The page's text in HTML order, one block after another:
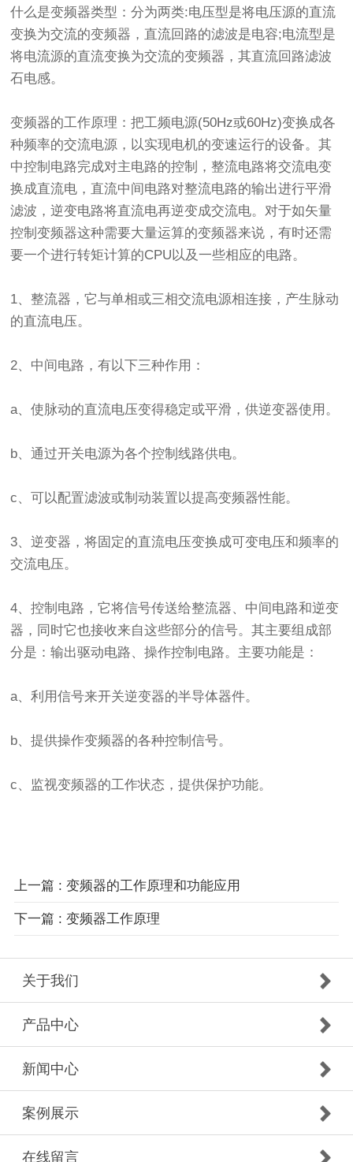
什么是变频器类型：分为两类:电压型是将电压源的直流
变换为交流的变频器，直流回路的滤波是电容;电流型是
将电流源的直流变换为交流的变频器，其直流回路滤波
石电感。
变频器的工作原理：把工频电源(50Hz或60Hz)变换成各
种频率的交流电源，以实现电机的变速运行的设备。其
中控制电路完成对主电路的控制，整流电路将交流电变
换成直流电，直流中间电路对整流电路的输出进行平滑
滤波，逆变电路将直流电再逆变成交流电。对于如矢量
控制变频器这种需要大量运算的变频器来说，有时还需
要一个进行转矩计算的CPU以及一些相应的电路。
1、整流器，它与单相或三相交流电源相连接，产生脉动
的直流电压。
2、中间电路，有以下三种作用：
a、使脉动的直流电压变得稳定或平滑，供逆变器使用。
b、通过开关电源为各个控制线路供电。
c、可以配置滤波或制动装置以提高变频器性能。
3、逆变器，将固定的直流电压变换成可变电压和频率的
交流电压。
4、控制电路，它将信号传送给整流器、中间电路和逆变
器，同时它也接收来自这些部分的信号。其主要组成部
分是：输出驱动电路、操作控制电路。主要功能是：
a、利用信号来开关逆变器的半导体器件。
b、提供操作变频器的各种控制信号。
c、监视变频器的工作状态，提供保护功能。
上一篇 : 变频器的工作原理和功能应用
下一篇 : 变频器工作原理
关于我们
产品中心
新闻中心
案例展示
在线留言